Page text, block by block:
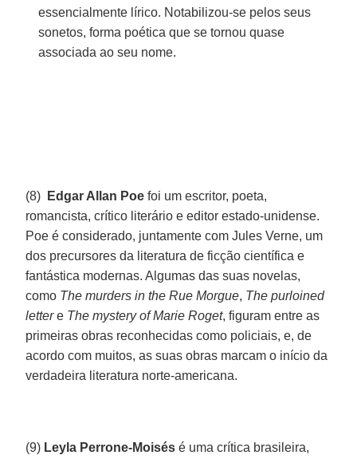
essencialmente lírico. Notabilizou-se pelos seus
sonetos, forma poética que se tornou quase
associada ao seu nome.
(8) Edgar Allan Poe foi um escritor, poeta,
romancista, crítico literário e editor estado-unidense.
Poe é considerado, juntamente com Jules Verne, um
dos precursores da literatura de ficção científica e
fantástica modernas. Algumas das suas novelas,
como The murders in the Rue Morgue, The purloined
lettere The mystery of Marie Roget, figuram entre as
primeiras obras reconhecidas como policiais, e, de
acordo com muitos, as suas obras marcam o início da
verdadeira literatura norte-americana.
(9) Leyla Perrone-Moisés é uma crítica brasileira,